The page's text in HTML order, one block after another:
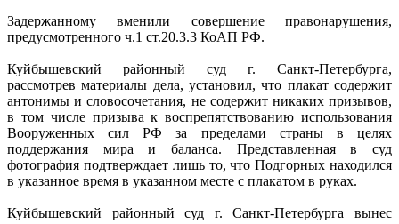
Задержанному вменили совершение правонарушения,
предусмотренного ч.1 ст.20.3.3 КоАП РФ.
Куйбышевский районный суд г. Санкт-Петербурга,
рассмотрев материалы дела, установил, что плакат содержит
антонимы и словосочетания, не содержит никаких призывов,
в том числе призыва к воспрепятствованию использования
Вооруженных сил РФ за пределами страны в целях
поддержания мира и баланса. Представленная в суд
фотография подтверждает лишь то, что Подгорных находился
в указанное время в указанном месте с плакатом в руках.
Куйбышевский районный суд г. Санкт-Петербурга вынес